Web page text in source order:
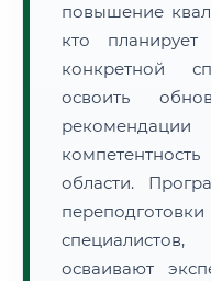
повышение
кто
конкретной
освоить
области.
осваивают